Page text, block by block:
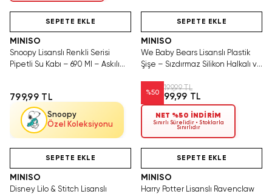
SEPETE EKLE
MINISO
Snoopy Lisanslı Renkli Serisi
Pipetli Su Kabı – 690 Ml – Askılı
799,99 TL
Snoopy
Özel Koleksiyonu
Tükenmeden Satın Al
SEPETE EKLE
MINISO
We Baby Bears Lisanslı Plastik
Şişe – Sızdırmaz Silikon Halkalı ve
%50
199,99 TL
99,99 TL
NET %50 İNDİRİM
Sınırlı Sürelidir • Stoklarla
Sınırlıdır
SEPETE EKLE
MINISO
Disney Lilo & Stitch Lisanslı
SEPETE EKLE
MINISO
Harry Potter Lisanslı Ravenclaw